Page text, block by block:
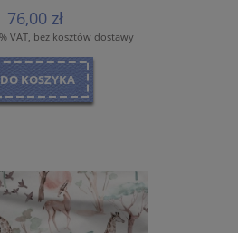
76,00 zł
VAT, bez kosztów dostawy
DO KOSZYKA